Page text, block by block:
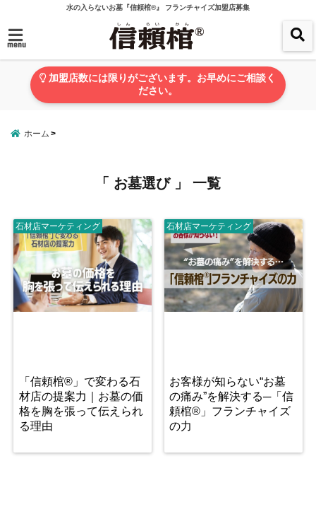
水の入らないお墓『信頼棺®』 フランチャイズ加盟店募集
menu
加盟店数には限りがございます。お早めにご相談く
ださい。
ホーム
「 お墓選び 」 一覧
石材店マーケティング
「信頼棺®」で変わる石
材店の提案力｜お墓の価
格を胸を張って伝えられ
る理由
石材店マーケティング
お客様が知らない“お墓
の痛み”を解決する─「信
頼棺®」フランチャイズ
の力